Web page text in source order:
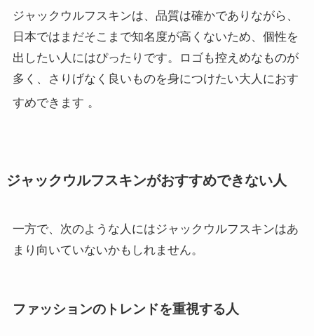
ジャックウルフスキンは、品質は確かでありながら、
日本ではまだそこまで知名度が高くないため、個性を
出したい人にはぴったりです。ロゴも控えめなものが
多く、さりげなく良いものを身につけたい大人におす
すめできます 。
ジャックウルフスキンがおすすめできない人
一方で、次のような人にはジャックウルフスキンはあ
まり向いていないかもしれません。
ファッションのトレンドを重視する人